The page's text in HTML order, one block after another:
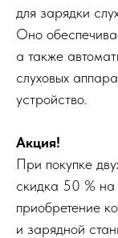
для зарядки
Оно
а также
слуховых
устройство.
Акция!
При покупке
скидка 50 % на
приобретение
и зарядной